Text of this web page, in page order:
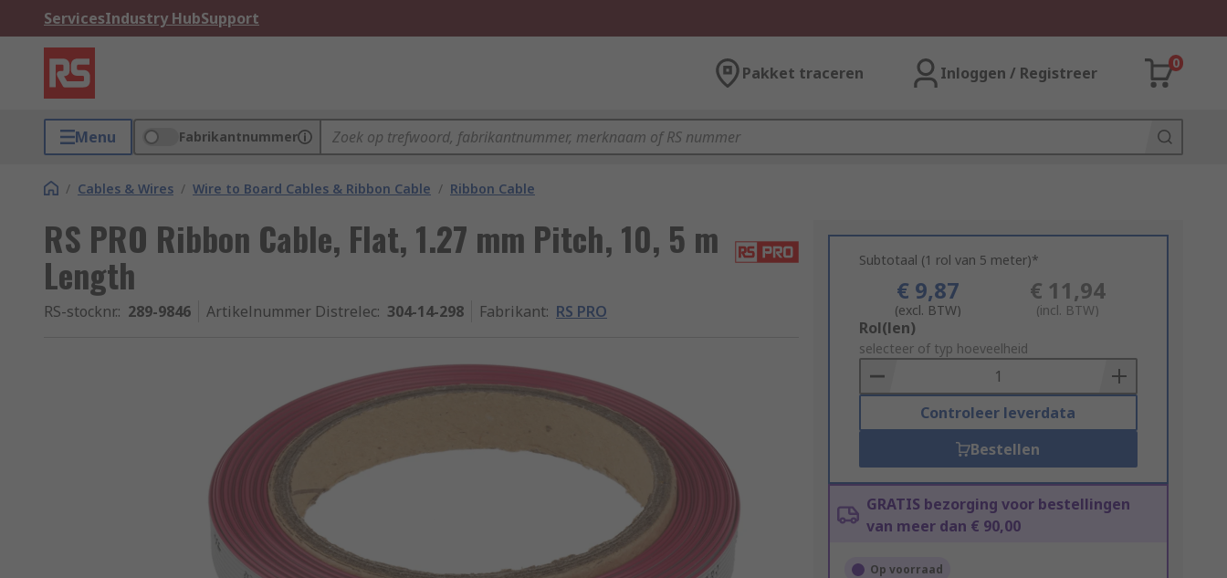
ServicesIndustry HubSupport
Pakket traceren Inloggen / Registreer
0
Menu Fabrikantnummer
/ Cables & Wires / Wire to Board Cables & Ribbon Cable / Ribbon Cable
RS PRO Ribbon Cable, Flat, 1.27 mm Pitch, 10, 5 m
Length
RS-stocknr.: 289-9846 Artikelnummer Distrelec: 304-14-298 Fabrikant: RS PRO
Subtotaal (1 rol van 5 meter)*
€ 9,87
(excl. BTW)
€ 11,94
(incl. BTW)
Add
to
Basket
Rol(len)
selecteer of typ hoeveelheid
Controleer leverdata
Bestellen
GRATIS bezorging voor bestellingen
van meer dan € 90,00
Op voorraad